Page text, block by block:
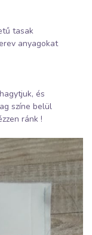
tasak
anyagokat
és
színe belül
ránk !